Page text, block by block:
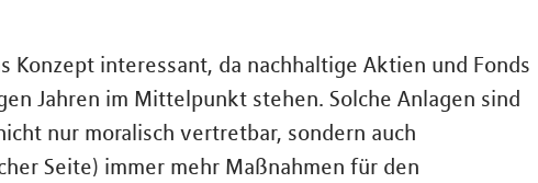
Konzept interessant, da nachhaltige Aktien und Fonds
Jahren im Mittelpunkt stehen. Solche Anlagen sind
nur moralisch vertretbar, sondern auch
Seite) immer mehr Maßnahmen für den